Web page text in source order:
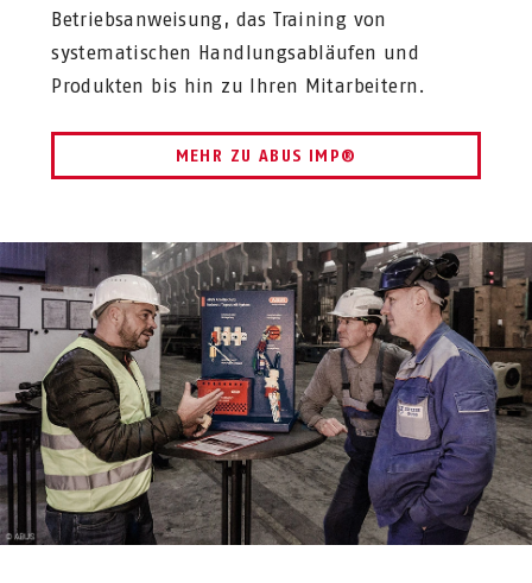
Betriebsanweisung, das Training von
systematischen Handlungsabläufen und
Produkten bis hin zu Ihren Mitarbeitern.
MEHR ZU ABUS IMP®